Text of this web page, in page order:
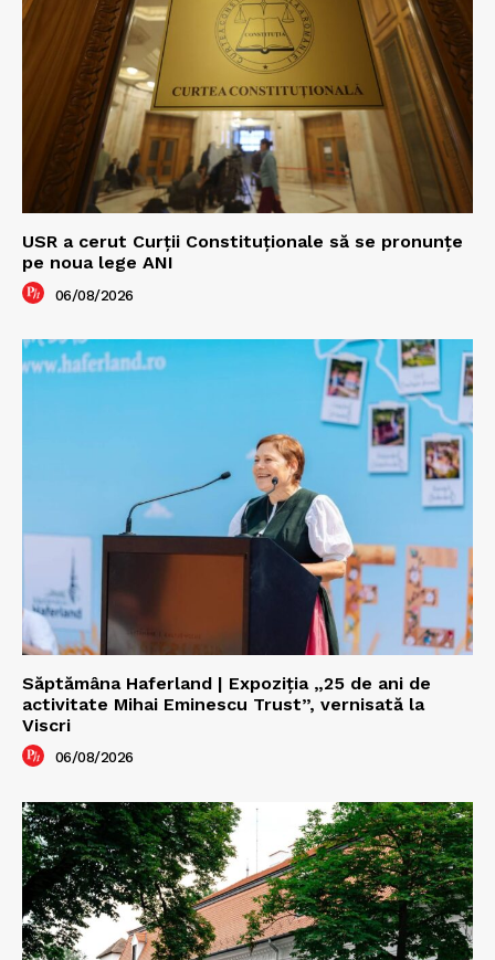
USR a cerut Curții Constituționale să se pronunțe
pe noua lege ANI
06/08/2026
Săptămâna Haferland | Expoziţia „25 de ani de
activitate Mihai Eminescu Trust”, vernisată la
Viscri
06/08/2026